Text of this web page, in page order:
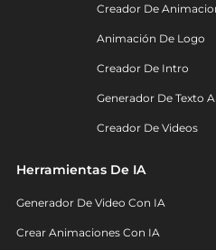
Creador De
Animación De Logo
Creador De Intro
Generador De Texto
Creador De Videos
Herramientas De IA
Generador De Video Con IA
Crear Animaciones Con IA